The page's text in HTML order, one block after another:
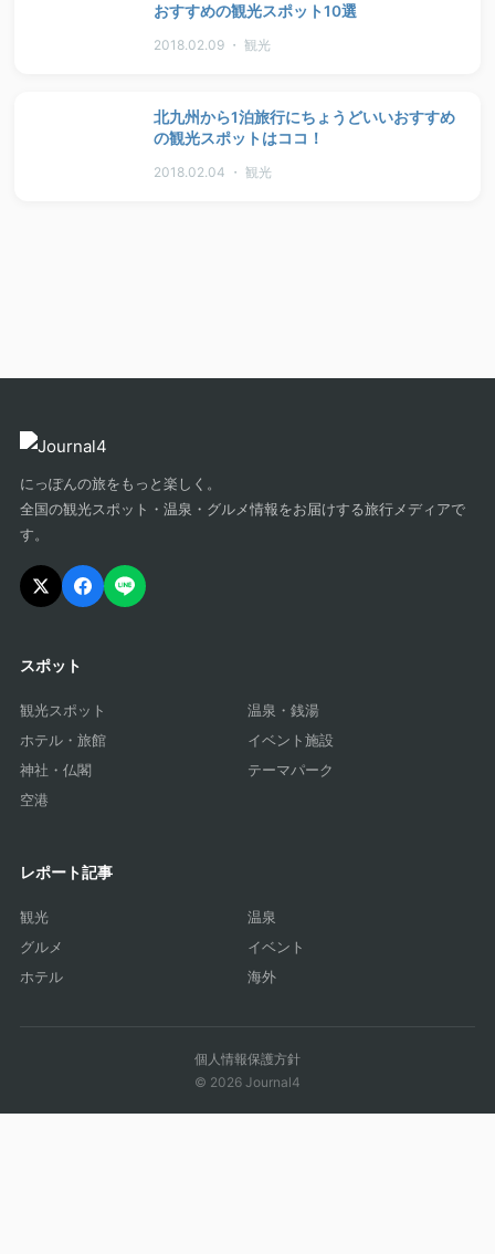
おすすめの観光スポット10選
2018.02.09 ・ 観光
北九州から1泊旅行にちょうどいいおすすめ
の観光スポットはココ！
2018.02.04 ・ 観光
にっぽんの旅をもっと楽しく。
全国の観光スポット・温泉・グルメ情報をお届けする旅行メディアで
す。
スポット
観光スポット
温泉・銭湯
ホテル・旅館
イベント施設
神社・仏閣
テーマパーク
空港
レポート記事
観光
温泉
グルメ
イベント
ホテル
海外
個人情報保護方針
© 2026 Journal4